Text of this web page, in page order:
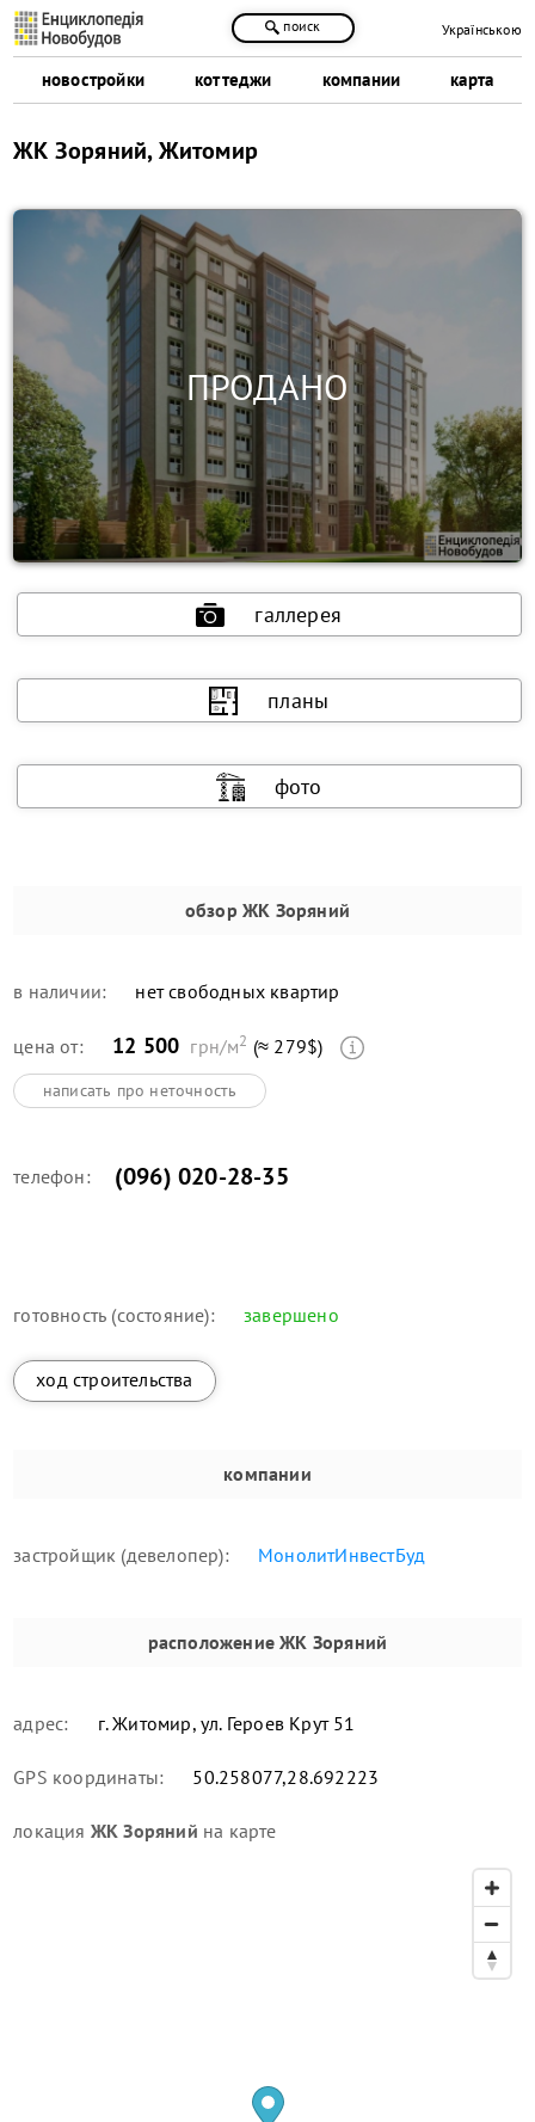
новостройки коттеджи компании карта
поиск Українською
ЖК Зоряний, Житомир
галлерея
планы
фото
обзор ЖК Зоряний
в наличии: нет свободных квартир
цена от: 12 500 грн/м2 (≈ 279$)
написать про неточность
телефон: (096) 020-28-35
готовность (состояние): завершено
ход строительства
компании
застройщик (девелопер): МонолитИнвестБуд
расположение ЖК Зоряний
адрес: г. Житомир, ул. Героев Крут 51
GPS координаты: 50.258077,28.692223
локация ЖК Зоряний на карте